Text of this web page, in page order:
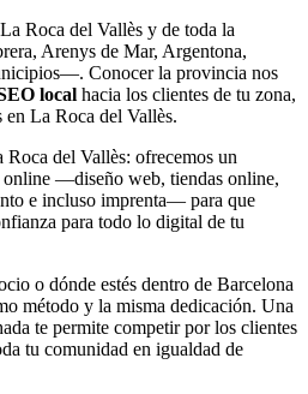
Roca del Vallès y de toda la
Arenys de Mar, Argentona,
Conocer la provincia nos
local hacia los clientes de tu zona,
en La Roca del Vallès.
del Vallès: ofrecemos un
online —diseño web, tiendas online,
e incluso imprenta— para que
para todo lo digital de tu
o dónde estés dentro de Barcelona
método y la misma dedicación. Una
te permite competir por los clientes
tu comunidad en igualdad de